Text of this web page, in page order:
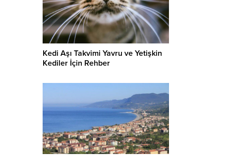
Kedi Aşı Takvimi Yavru ve Yetişkin
Kediler İçin Rehber